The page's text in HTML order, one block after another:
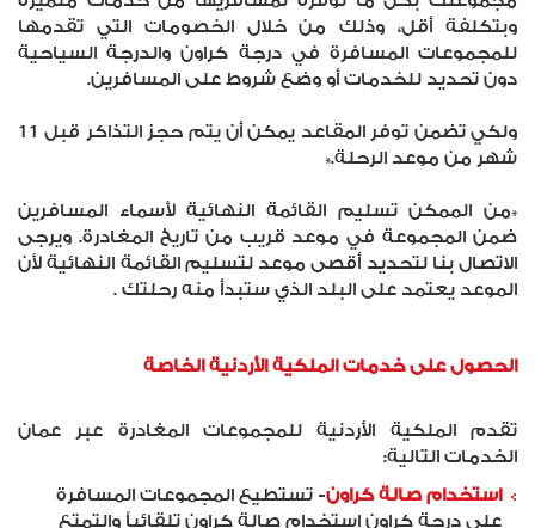
وبتكلفة أقل، وذلك من خلال الخصومات التي تقدمها
للمجموعات المسافرة في درجة كراون والدرجة السياحية
دون تحديد للخدمات أو وضع شروط على المسافرين.
ولكي تضمن توفر المقاعد يمكن أن يتم حجز التذاكر قبل 11
شهر من موعد الرحلة.*
*من الممكن تسليم القائمة النهائية لأسماء المسافرين
ضمن المجموعة في موعد قريب من تاريخ المغادرة. ويرجى
الاتصال بنا لتحديد أقصى موعد لتسليم القائمة النهائية لأن
الموعد يعتمد على البلد الذي ستبدأ منه رحلتك .
الحصول على خدمات الملكية الأردنية الخاصة
تقدم الملكية الأردنية للمجموعات المغادرة عبر عمان
الخدمات التالية:
استخدام صالة كراون- تستطيع المجموعات المسافرة
على درجة كراون استخدام صالة كراون تلقائياً والتمتع